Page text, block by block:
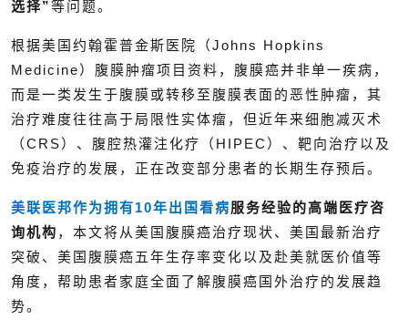
选择”等问题。
根据美国约翰霍普金斯医院（Johns Hopkins
Medicine）腹膜肿瘤项目资料，腹膜癌并非单一疾病，
而是一类发生于腹膜或转移至腹膜表面的恶性肿瘤，其
治疗难度往往高于局限性实体瘤，但近年来细胞减灭术
（CRS）、腹腔热灌注化疗（HIPEC）、靶向治疗以及
免疫治疗的发展，正在改变部分患者的长期生存预后。
美联医邦作为拥有10年出国看病服务经验的高端医疗咨
询机构 ，本文将从美国腹膜癌治疗现状、美国最新治疗
突破、美国腹膜癌五年生存率变化以及赴美就医价值等
角度，帮助患者家庭全面了解腹膜癌国外治疗的发展趋
势。